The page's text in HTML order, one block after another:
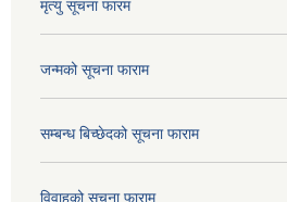
मृत्यु सूचना फारम
जन्मको सूचना फाराम
सम्बन्ध बिच्छेदको सूचना फाराम
विवाहको सचूना फाराम